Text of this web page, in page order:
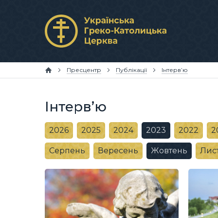
Пресцентр Публікації Інтерв’ю
Інтерв’ю
2026 2025 2024 2023 2022
Серпень Вересень Жовтень